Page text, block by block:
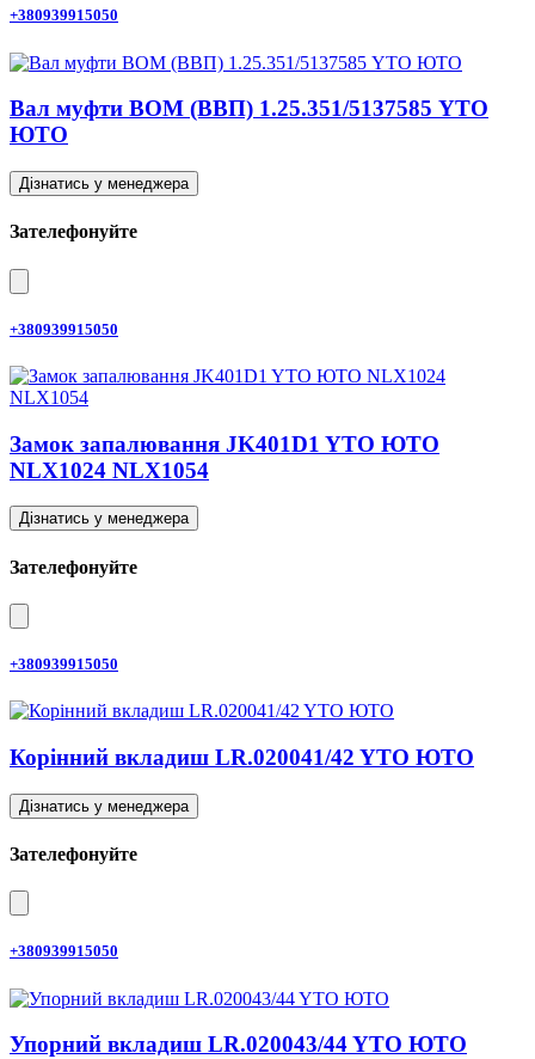
+380939915050
Вал муфти ВОМ (ВВП) 1.25.351/5137585 YTO
ЮТО
Дізнатись у менеджера
Зателефонуйте
+380939915050
Замок запалювання JK401D1 YTO ЮТО
NLX1024 NLX1054
Дізнатись у менеджера
Зателефонуйте
+380939915050
Корінний вкладиш LR.020041/42 YTO ЮТО
Дізнатись у менеджера
Зателефонуйте
+380939915050
Упорний вкладиш LR.020043/44 YTO ЮТО